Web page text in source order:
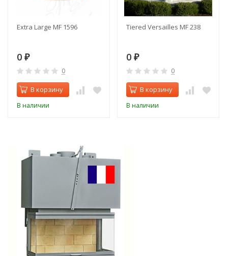
Extra Large MF 1596
0 ₽
0
В корзину
В наличии
Tiered Versailles MF 238
0 ₽
0
В корзину
В наличии